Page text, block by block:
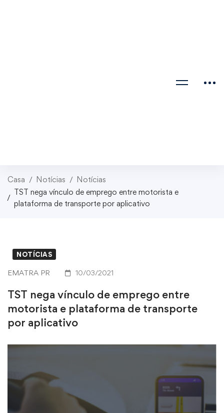
Casa Notícias
Notícias
TST nega vínculo de emprego entre motorista e
plataforma de transporte por aplicativo
NOTÍCIAS
EMATRA PR 10/03/2021
TST nega vínculo de emprego entre
motorista e plataforma de transporte
por aplicativo